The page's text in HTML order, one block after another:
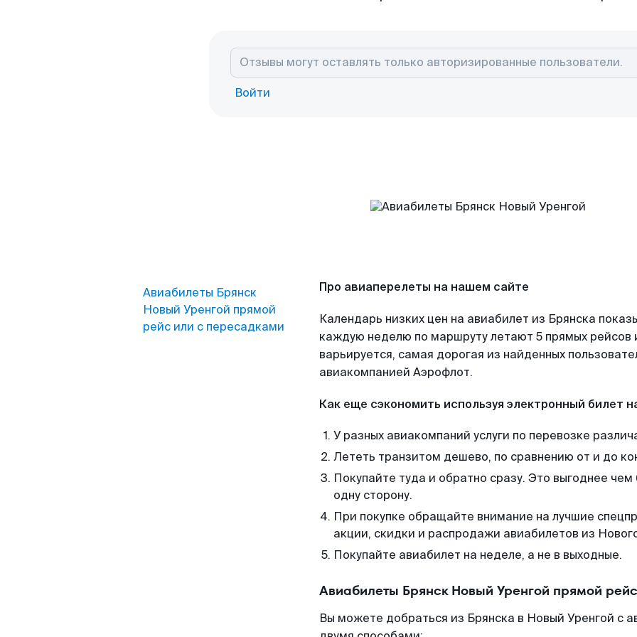
Войти
Авиабилеты Брянск
Новый Уренгой прямой
рейс или с пересадками
Про авиаперелеты на нашем сайте
Календарь низких цен на авиабилет из Брянска
каждую неделю по маршруту летают 5 прямых рейсов
варьируется, самая дорогая из найденных
авиакомпанией Аэрофлот.
Как еще сэкономить используя электронный билет
У разных авиакомпаний услуги по перевозке
Лететь транзитом дешево, по сравнению от и до
Покупайте туда и обратно сразу. Это выгоднее
одну сторону.
При покупке обращайте внимание на лучшие
акции, скидки и распродажи авиабилетов из
Покупайте авиабилет на неделе, а не в выходные.
Авиабилеты Брянск Новый Уренгой прямой
Вы можете добраться из Брянска в Новый Уренгой с